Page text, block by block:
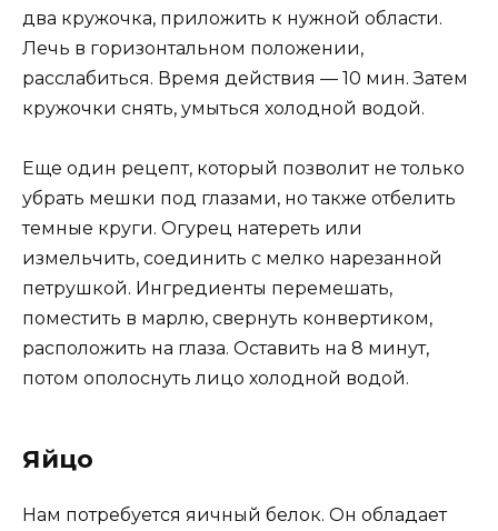
два кружочка, приложить к нужной области.
Лечь в горизонтальном положении,
расслабиться. Время действия — 10 мин. Затем
кружочки снять, умыться холодной водой.
Еще один рецепт, который позволит не только
убрать мешки под глазами, но также отбелить
темные круги. Огурец натереть или
измельчить, соединить с мелко нарезанной
петрушкой. Ингредиенты перемешать,
поместить в марлю, свернуть конвертиком,
расположить на глаза. Оставить на 8 минут,
потом ополоснуть лицо холодной водой.
Яйцо
Нам потребуется яичный белок. Он обладает